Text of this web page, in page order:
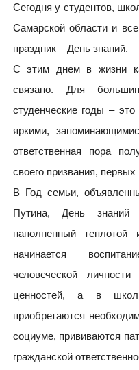
Сегодня у студентов,
Самарской области и
праздник – День знаний.
С этим днем в жизни
связано. Для
студенческие годы –
яркими,
ответственная пора
своего призвания,
В Год семьи,
Путина, День знаний
наполненный
начинается
человеческой
ценностей, а в
приобретаются
социуме, прививаются
гражданской